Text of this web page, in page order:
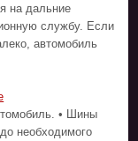
на дальние
службу. Если
автомобиль
• Шины
необходимого